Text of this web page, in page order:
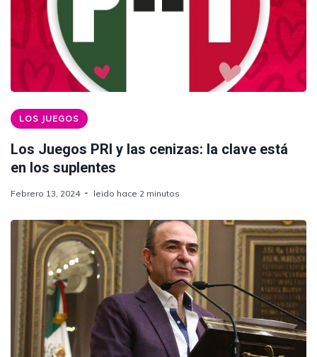
LOS JUEGOS
Los Juegos PRI y las cenizas: la clave está
en los suplentes
Febrero 13, 2024 leido hace 2 minutos